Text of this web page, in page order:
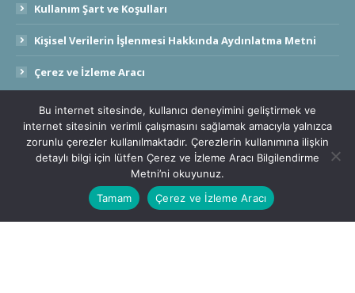
Kullanım Şart ve Koşulları
Kişisel Verilerin İşlenmesi Hakkında Aydınlatma Metni
Çerez ve İzleme Aracı
Bu internet sitesinde, kullanıcı deneyimini geliştirmek ve
internet sitesinin verimli çalışmasını sağlamak amacıyla yalnızca
zorunlu çerezler kullanılmaktadır. Çerezlerin kullanımına ilişkin
detaylı bilgi için lütfen Çerez ve İzleme Aracı Bilgilendirme
Metni’ni okuyunuz.
Tamam
Çerez ve İzleme Aracı